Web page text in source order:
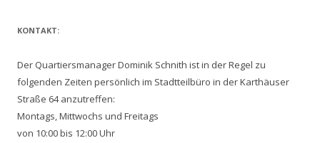
KONTAKT:
Der Quartiersmanager Dominik Schnith ist in der Regel zu
folgenden Zeiten persönlich im Stadtteilbüro in der Karthäuser
Straße 64 anzutreffen:
Montags, Mittwochs und Freitags
von 10:00 bis 12:00 Uhr